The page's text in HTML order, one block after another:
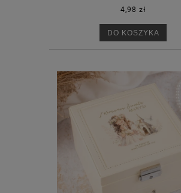
4,98 zł
DO KOSZYKA